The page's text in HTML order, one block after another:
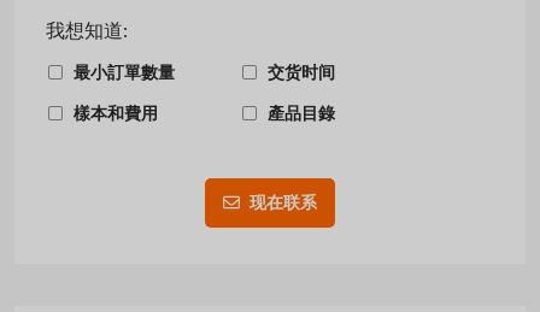
我想知道:
最小訂單數量 交货时间
樣本和費用 產品目錄
现在联系